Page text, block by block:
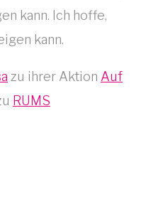
kann. Ich hoffe,
kann.
zu ihrer Aktion Auf
RUMS